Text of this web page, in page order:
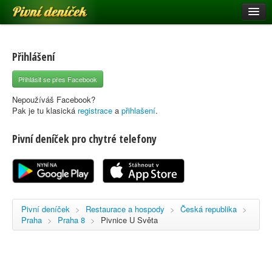
Pivní deníček
Pivní mapa
Pivní značky
Nápověda
Registrace
Přihlášení
Přihlásit se přes Facebook
Nepoužíváš Facebook?
Pak je tu klasická registrace a přihlašení.
Pivní deníček pro chytré telefony
Pivní deníček > Restaurace a hospody > Česká republika >
Praha > Praha 8 > Pivnice U Světa